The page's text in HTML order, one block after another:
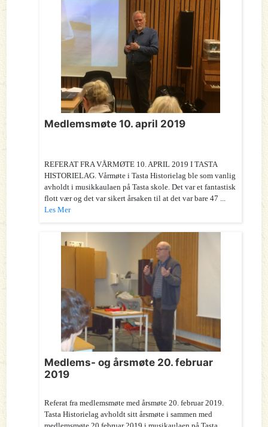
Medlemsmøte 10. april 2019
REFERAT FRA VÅRMØTE 10. APRIL 2019 I TASTA
HISTORIELAG. Vårmøte i Tasta Historielag ble som vanlig
avholdt i musikkaulaen på Tasta skole. Det var et fantastisk
flott vær og det var sikert årsaken til at det var bare 47 ...
Les Mer
Medlems- og årsmøte 20. februar
2019
Referat fra medlemsmøte med årsmøte 20. februar 2019.
Tasta Historielag avholdt sitt årsmøte i sammen med